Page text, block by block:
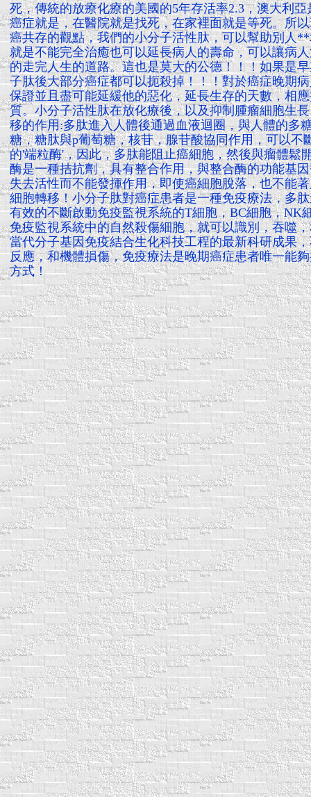
死，傳統的放療化療的美國的5年存活率2.3，澳大利亞
癌症就是，在醫院就是找死，在家裡面就是等死。所
癌共存的觀點，我們的小分子活性肽，可以幫助別人
就是不能完全治癒也可以延長病人的壽命，可以讓病
的走完人生的道路。這也是莫大的公德！！！如果是
子肽後大部分癌症都可以扼殺掉！！！對於癌症晚期
保證並且盡可能延緩他的惡化，延長生存的天數，相
質。小分子活性肽在放化療後，以及抑制腫瘤細胞生
移的作用:多肽進入人體後通過血液迴圈，與人體的多
糖，糖肽與p葡萄糖，核苷，腺苷酸協同作用，可以不
的'端粒酶'，因此，多肽能阻止癌細胞，然後與瘤體鬆
酶是一種拮抗劑，具有整合作用，與整合酶的功能基
失去活性而不能發揮作用，即使癌細胞脫落，也不能
細胞轉移！小分子肽對癌症患者是一種免疫療法，多
有效的不斷啟動免疫監視系統的T細胞，BC細胞，NK
免疫監視系統中的自然殺傷細胞，就可以識別，吞噬
當代分子基因免疫結合生化科技工程的最新科研成果
反應，和機體損傷，免疫療法是晚期癌症患者唯一能
方式！